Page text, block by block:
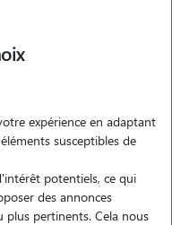
engagement
expérience en adaptant
susceptibles de
potentiels, ce qui
des annonces
plus pertinents. Cela nous